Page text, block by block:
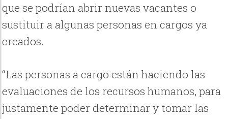
que se podrían abrir nuevas vacantes o
sustituir a algunas personas en cargos ya
creados.
“Las personas a cargo están haciendo las
evaluaciones de los recursos humanos, para
justamente poder determinar y tomar las